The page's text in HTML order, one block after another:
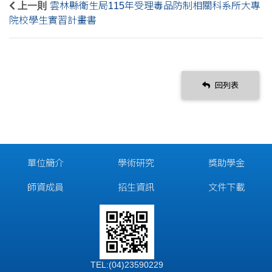
上一則 雲林縣衛生局115年受理毒品防制相關科系所大專
院校學生實習計畫書
回列表
單位簡介
師資成員
學術研究
招生資訊
獎助學金
文件下載
TEL:(04)23590229